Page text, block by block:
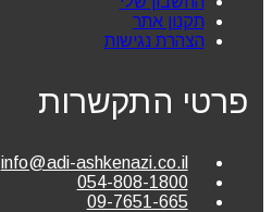
תקנון אתר
הצהרת נגישות
פרטי התקשרות
info@adi-ashkenazi.co.il
054-808-1800
09-7651-665